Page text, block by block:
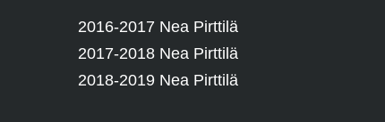
2016-2017 Nea Pirttilä
2017-2018 Nea Pirttilä
2018-2019 Nea Pirttilä